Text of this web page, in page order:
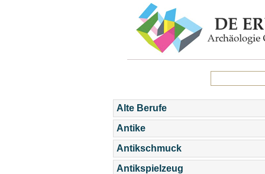
Alte Berufe
Antike
Antikschmuck
Antikspielzeug